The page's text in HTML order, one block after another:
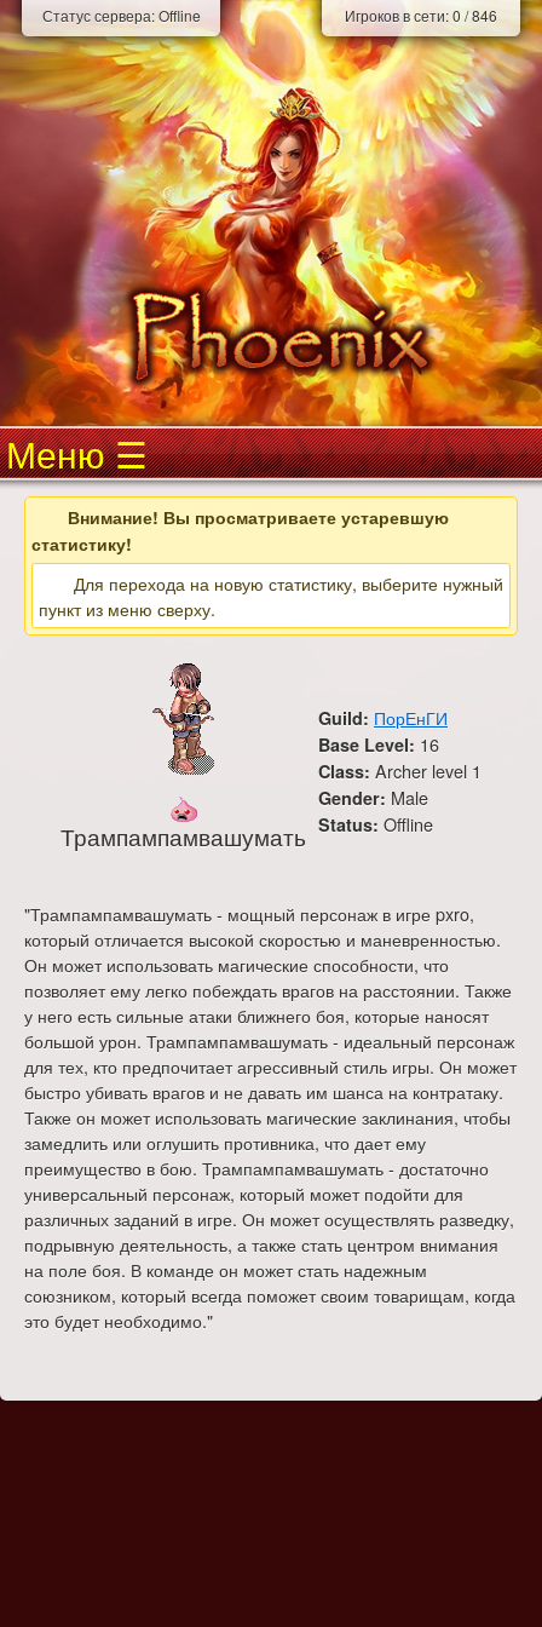
Статус сервера:Offline Игроков в сети:0 /846
Меню
Внимание! Вы просматриваете устаревшую
статистику!
Для перехода на новую статистику, выберите нужный
пункт из меню сверху.
Трампампамвашумать
Guild: ПорЕнГИ
Base Level: 16
Class: Archer level 1
Gender: Male
Status: Offline
"Трампампамвашумать - мощный персонаж в игре pxro,
который отличается высокой скоростью и маневренностью.
Он может использовать магические способности, что
позволяет ему легко побеждать врагов на расстоянии. Также
у него есть сильные атаки ближнего боя, которые наносят
большой урон. Трампампамвашумать - идеальный персонаж
для тех, кто предпочитает агрессивный стиль игры. Он может
быстро убивать врагов и не давать им шанса на контратаку.
Также он может использовать магические заклинания, чтобы
замедлить или оглушить противника, что дает ему
преимущество в бою. Трампампамвашумать - достаточно
универсальный персонаж, который может подойти для
различных заданий в игре. Он может осуществлять разведку,
подрывную деятельность, а также стать центром внимания
на поле боя. В команде он может стать надежным
союзником, который всегда поможет своим товарищам, когда
это будет необходимо."